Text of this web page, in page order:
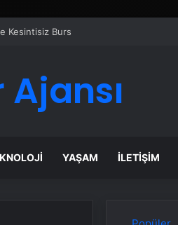
YAŞAM İLETIŞIM